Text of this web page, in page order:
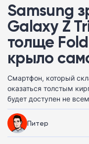
Samsung
Galaxy Z
толще
крыло
Смартфон, который
оказаться толстым
будет доступен не
Питер